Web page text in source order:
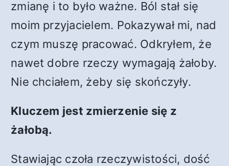
zmianę i to było ważne. Ból stał się
moim przyjacielem. Pokazywał mi, nad
czym muszę pracować. Odkryłem, że
nawet dobre rzeczy wymagają żałoby.
Nie chciałem, żeby się skończyły.
Kluczem jest zmierzenie się z
żałobą.
Stawiając czoła rzeczywistości, dość